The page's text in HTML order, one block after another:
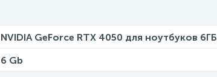
NVIDIA GeForce RTX 4050 для ноутбуков 6ГБ
6 Gb